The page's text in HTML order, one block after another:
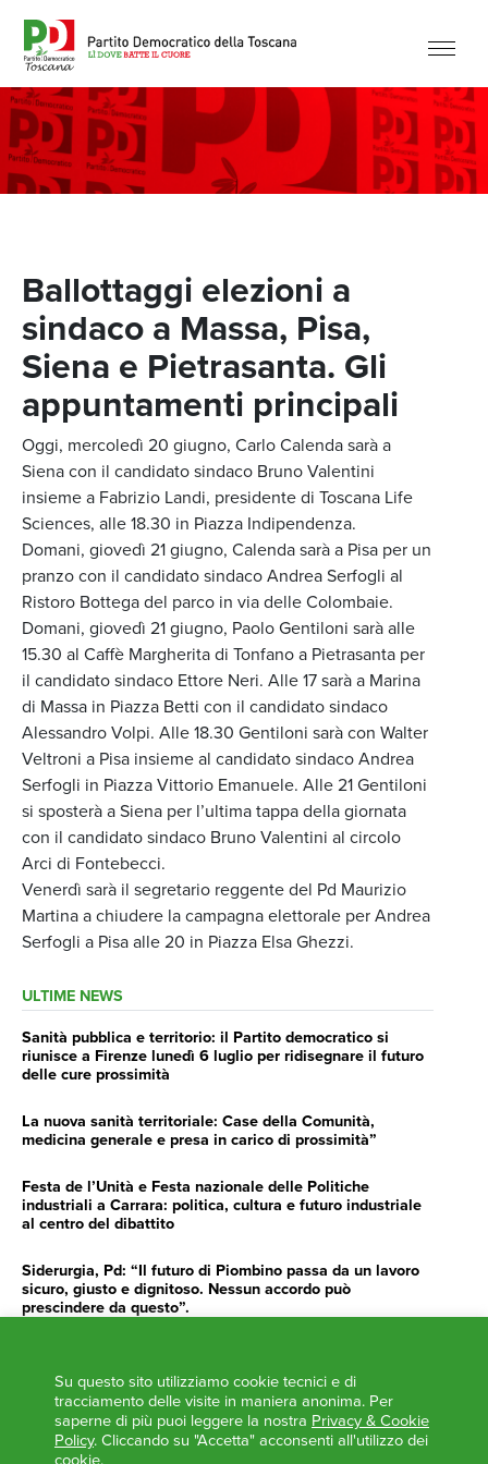
Ballottaggi elezioni a
sindaco a Massa, Pisa,
Siena e Pietrasanta. Gli
appuntamenti principali
Oggi, mercoledì 20 giugno, Carlo Calenda sarà a
Siena con il candidato sindaco Bruno Valentini
insieme a Fabrizio Landi, presidente di Toscana Life
Sciences, alle 18.30 in Piazza Indipendenza.
Domani, giovedì 21 giugno, Calenda sarà a Pisa per un
pranzo con il candidato sindaco Andrea Serfogli al
Ristoro Bottega del parco in via delle Colombaie.
Domani, giovedì 21 giugno, Paolo Gentiloni sarà alle
15.30 al Caffè Margherita di Tonfano a Pietrasanta per
il candidato sindaco Ettore Neri. Alle 17 sarà a Marina
di Massa in Piazza Betti con il candidato sindaco
Alessandro Volpi. Alle 18.30 Gentiloni sarà con Walter
Veltroni a Pisa insieme al candidato sindaco Andrea
Serfogli in Piazza Vittorio Emanuele. Alle 21 Gentiloni
si sposterà a Siena per l’ultima tappa della giornata
con il candidato sindaco Bruno Valentini al circolo
Arci di Fontebecci.
Venerdì sarà il segretario reggente del Pd Maurizio
Martina a chiudere la campagna elettorale per Andrea
Serfogli a Pisa alle 20 in Piazza Elsa Ghezzi.
ULTIME NEWS
Sanità pubblica e territorio: il Partito democratico si
riunisce a Firenze lunedì 6 luglio per ridisegnare il futuro
delle cure prossimità
La nuova sanità territoriale: Case della Comunità,
medicina generale e presa in carico di prossimità”
Festa de l’Unità e Festa nazionale delle Politiche
industriali a Carrara: politica, cultura e futuro industriale
al centro del dibattito
Siderurgia, Pd: “Il futuro di Piombino passa da un lavoro
sicuro, giusto e dignitoso. Nessun accordo può
prescindere da questo”.
impegno e determinazione delle istituzioni”
AGENDA
Su questo sito utilizziamo cookie tecnici e di
tracciamento delle visite in maniera anonima. Per
saperne di più puoi leggere la nostra Privacy & Cookie
Policy. Cliccando su "Accetta" acconsenti all'utilizzo dei
cookie.